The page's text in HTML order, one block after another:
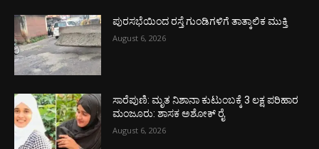
ಪುರಸಭೆಯಿಂದ ರಸ್ತೆ ಗುಂಡಿಗಳಿಗೆ ತಾತ್ಕಾಲಿಕ ಮುಕ್ತಿ
August 6, 2026
ಸಾರೆಪುಣಿ: ಮೃತ ನಿಶಾನಾ ಕುಟುಂಬಕ್ಕೆ 3 ಲಕ್ಷ ಪರಿಹಾರ
ಮಂಜೂರು: ಶಾಸಕ ಅಶೋಕ್ ರೈ
August 6, 2026